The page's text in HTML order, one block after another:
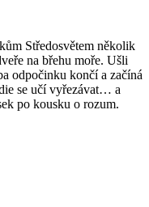
Středosvětem několik
na břehu moře. Ušli
odpočinku končí a začíná
se učí vyřezávat… a
po kousku o rozum.